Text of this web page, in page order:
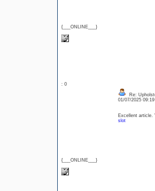
{___ONLINE___}
: 0
{___ONLINE___}
Re:
01/07/2025
Excellent
slot